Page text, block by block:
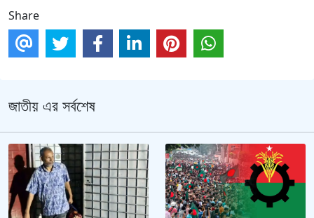
Share
জাতীয় এর সর্বশেষ